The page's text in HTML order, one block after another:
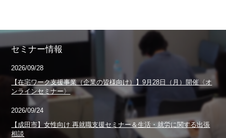
セミナー情報
2026/09/28
【在宅ワーク支援事業（企業の皆様向け）】9月28日（月）開催〈オ
ンラインセミナー〉
2026/09/24
【成田市】女性向け 再就職支援セミナー＆生活・就労に関する出張
相談